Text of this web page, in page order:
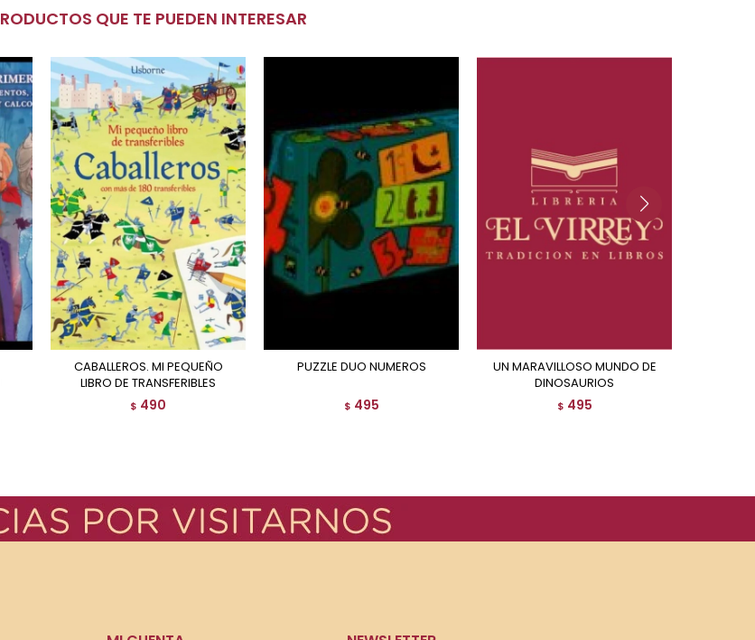
PRODUCTOS QUE TE PUEDEN INTERESAR
CABALLEROS. MI PEQUEÑO
LIBRO DE TRANSFERIBLES
$ 490
PUZZLE DUO NUMEROS
$ 495
UN MARAVILLOSO MUNDO DE
DINOSAURIOS
$ 495